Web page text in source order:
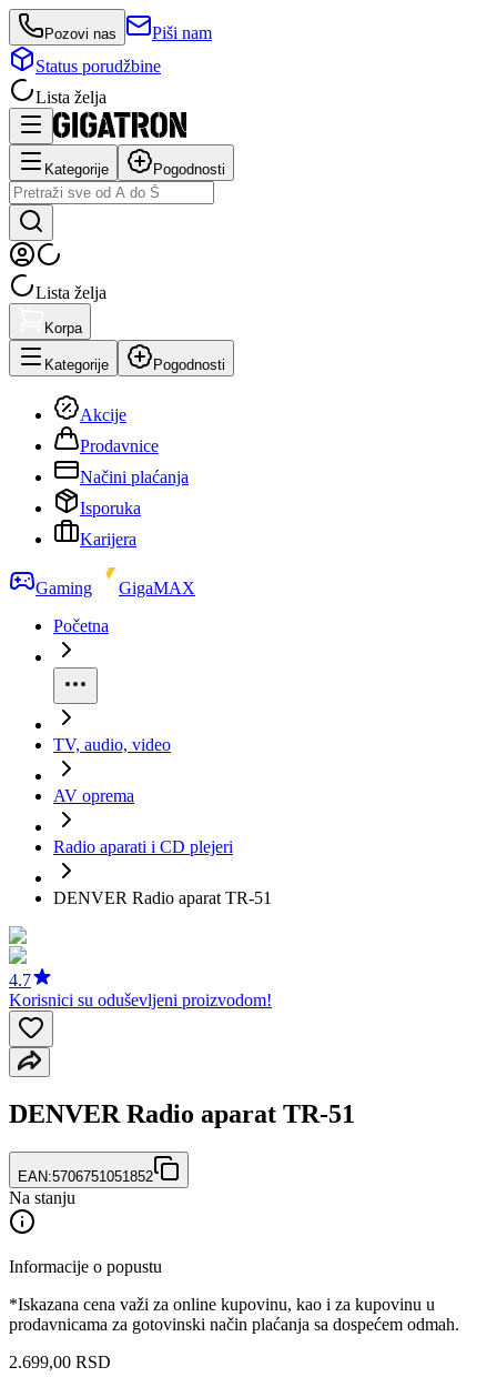
Pozovi nas
Piši nam
Status porudžbine
Lista želja
Kategorije Pogodnosti
Lista želja
Korpa
Kategorije Pogodnosti
Akcije
Prodavnice
Načini plaćanja
Isporuka
Karijera
Gaming
GigaMAX
Početna
TV, audio, video
AV oprema
Radio aparati i CD plejeri
DENVER Radio aparat TR-51
4.7
Korisnici su oduševljeni proizvodom!
DENVER Radio aparat TR-51
EAN:5706751051852
Na stanju
Informacije o popustu
*Iskazana cena važi za online kupovinu, kao i za kupovinu u
prodavnicama za gotovinski način plaćanja sa dospećem odmah.
2.699,00 RSD